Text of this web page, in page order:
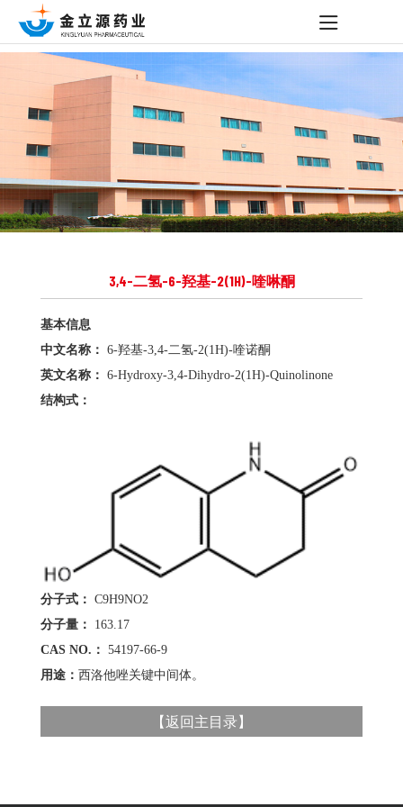
3,4-二氢-6-羟基-2(1H)-喹啉酮
基本信息
中文名称： 6-羟基-3,4-二氢-2(1H)-喹诺酮
英文名称： 6-Hydroxy-3,4-Dihydro-2(1H)-Quinolinone
结构式：
分子式： C9H9NO2
分子量： 163.17
CAS NO.： 54197-66-9
用途： 西洛他唑关键中间体。
【返回主目录】